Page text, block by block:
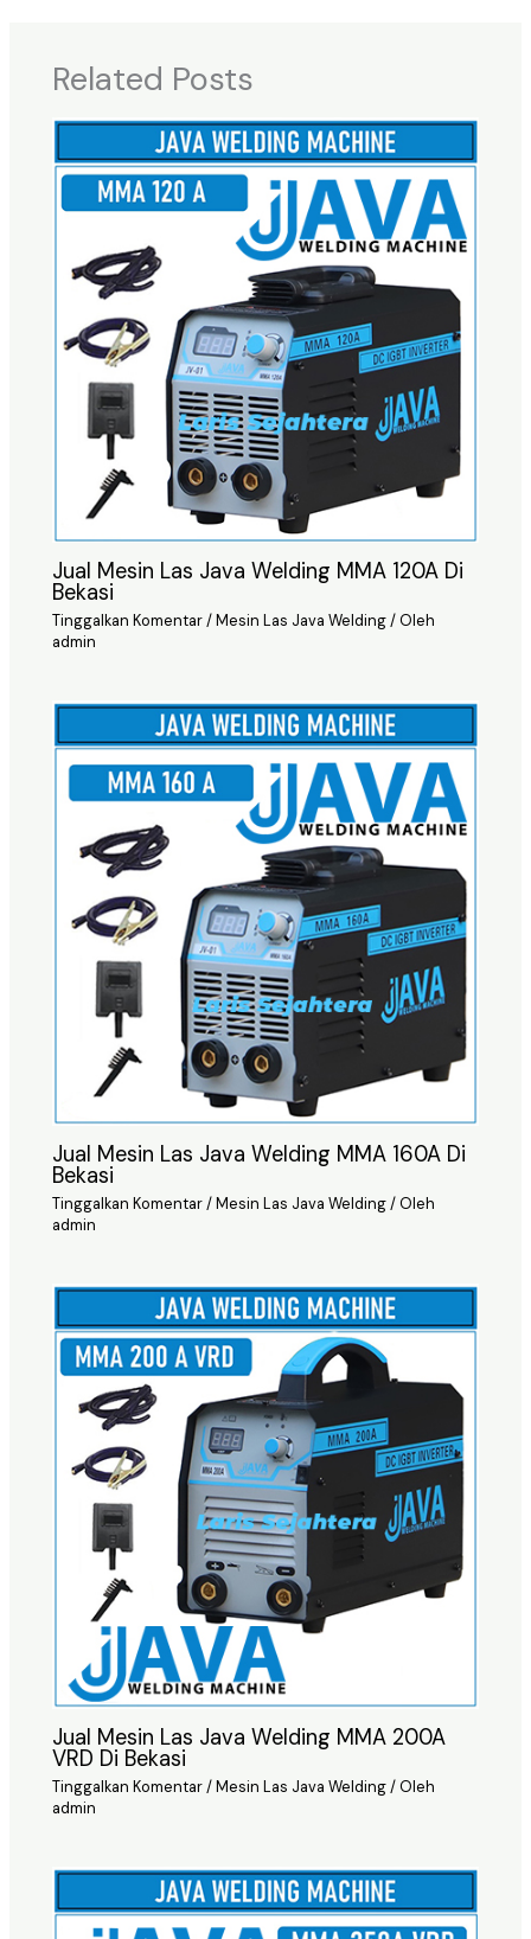
Related Posts
Jual Mesin Las Java Welding MMA 120A Di
Bekasi
Tinggalkan Komentar/Mesin Las Java Welding/ Oleh
admin
Jual Mesin Las Java Welding MMA 160A Di
Bekasi
Tinggalkan Komentar/Mesin Las Java Welding/ Oleh
admin
Jual Mesin Las Java Welding MMA 200A
VRD Di Bekasi
Tinggalkan Komentar/Mesin Las Java Welding/ Oleh
admin